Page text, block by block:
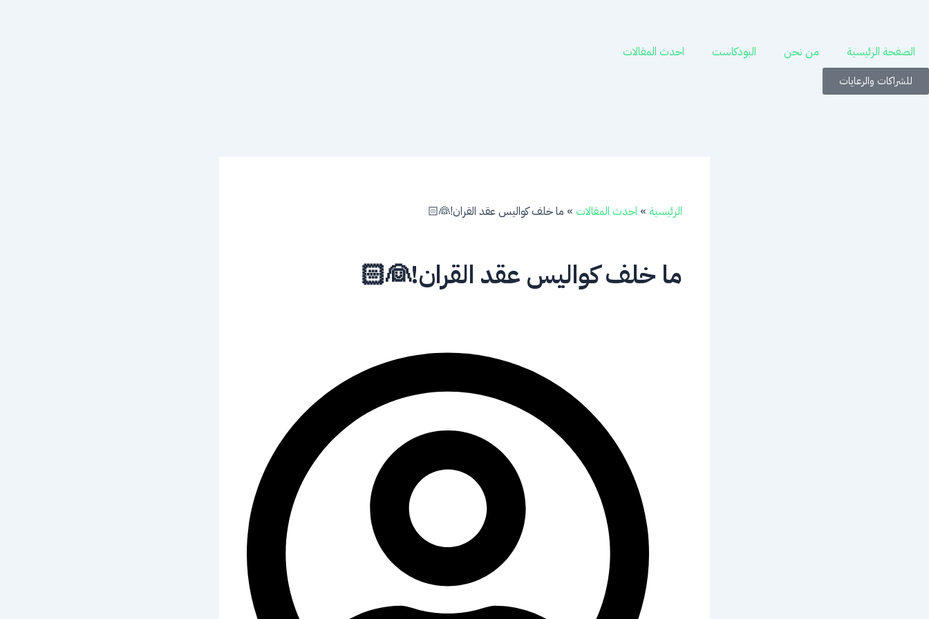
المحتوىالصفحة الرئيسية من نحن البودكاست احدث المقالات
للشراكات والرعايات
الرئيسية » احدث المقالات » ما خلف كواليس عقد القران!👰🏻
ما خلف كواليس عقد القران!👰🏻